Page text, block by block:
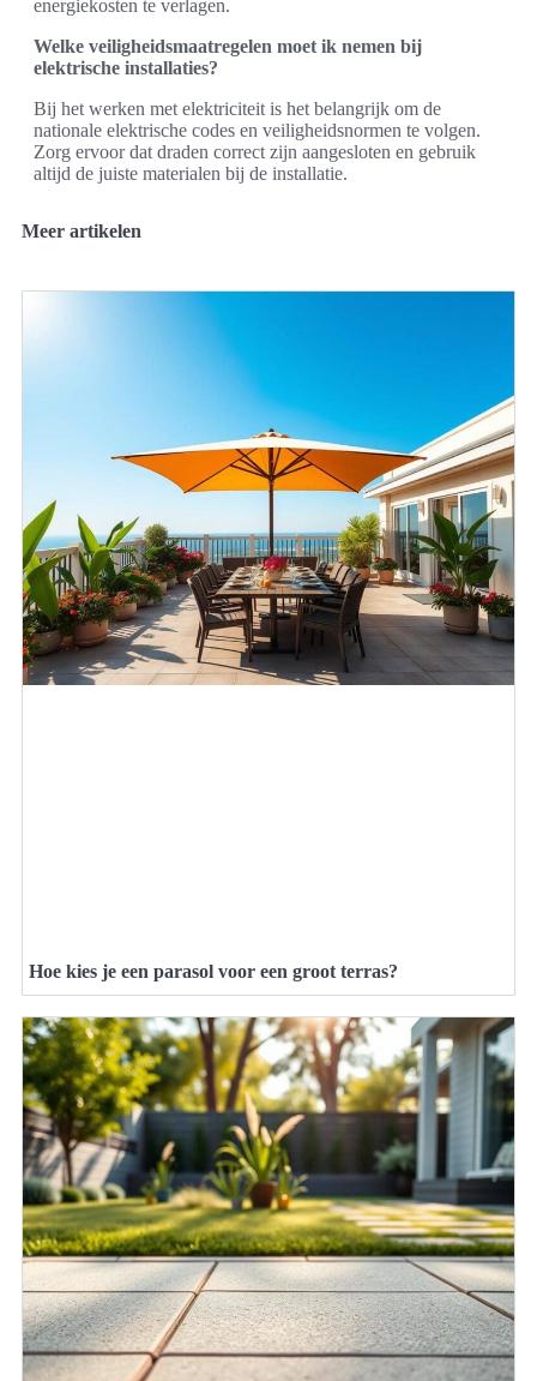
energiekosten te verlagen.
Welke veiligheidsmaatregelen moet ik nemen bij
elektrische installaties?
Bij het werken met elektriciteit is het belangrijk om de
nationale elektrische codes en veiligheidsnormen te volgen.
Zorg ervoor dat draden correct zijn aangesloten en gebruik
altijd de juiste materialen bij de installatie.
Meer artikelen
Hoe kies je een parasol voor een groot terras?